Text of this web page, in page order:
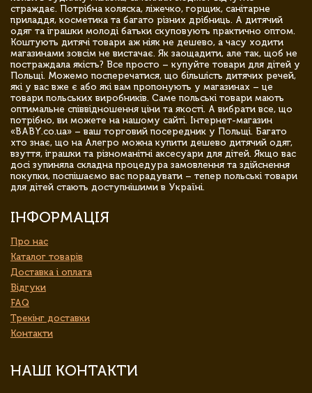
страждає. Потрібна коляска, ліжечко, горщик, санітарне
приладдя, косметика та багато різних дрібниць. А дитячий
одяг та іграшки молоді батьки скуповують практично оптом.
Коштують дитячі товари аж ніяк не дешево, а часу ходити
магазинами зовсім не вистачає. Як заощадити, але так, щоб не
постраждала якість? Все просто – купуйте товари для дітей у
Польщі. Можемо посперечатися, що більшість дитячих речей,
які у вас вже є або які вам пропонують у магазинах – це
товари польських виробників. Саме польські товари мають
оптимальне співвідношення ціни та якості. А вибрати все, що
потрібно, ви можете на нашому сайті. Інтернет-магазин
«BABY.co.ua» – ваш торговий посередник у Польщі. Багато
хто знає, що на Алегро можна купити дешево дитячий одяг,
взуття, іграшки та різноманітні аксесуари для дітей. Якщо вас
досі зупиняла складна процедура замовлення та здійснення
покупки, поспішаємо вас порадувати – тепер польські товари
для дітей стають доступнішими в Україні.
ІНФОРМАЦІЯ
Про нас
Каталог товарів
Доставка і оплата
Відгуки
FAQ
Трекінг доставки
Контакти
НАШІ КОНТАКТИ